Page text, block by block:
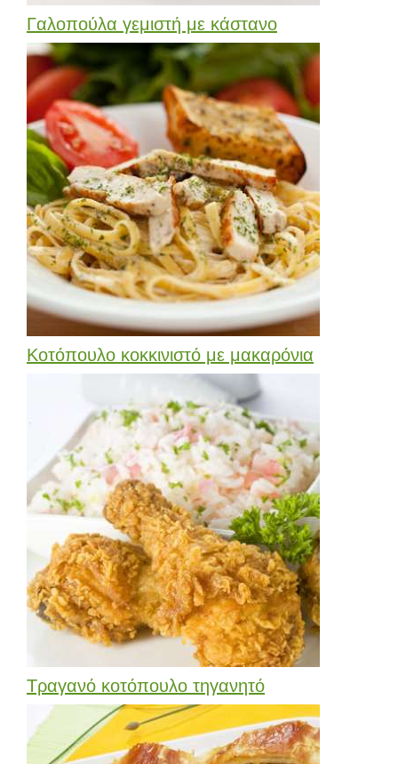
Γαλοπούλα γεμιστή με κάστανο
Κοτόπουλο κοκκινιστό με μακαρόνια
Τραγανό κοτόπουλο τηγανητό